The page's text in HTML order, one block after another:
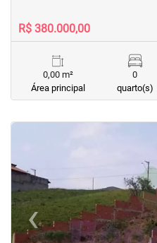
R$ 380.000,00
0,00 m²
Área principal
0
quarto(s)
‹Previous